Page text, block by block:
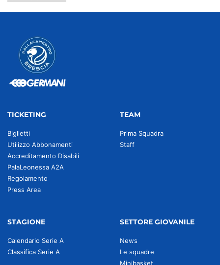
TICKETING
Biglietti
Utilizzo Abbonamenti
Accreditamento Disabili
PalaLeonessa A2A
Regolamento
Press Area
TEAM
Prima Squadra
Staff
STAGIONE
Calendario Serie A
Classifica Serie A
SETTORE GIOVANILE
News
Le squadre
Minibasket